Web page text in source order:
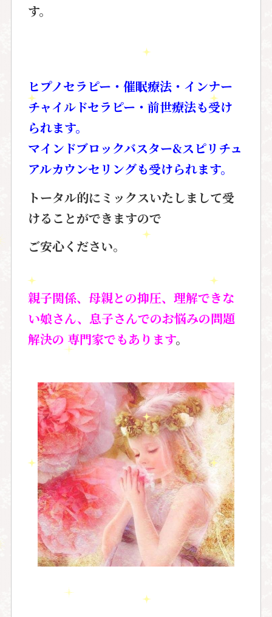
す。
ヒプノセラピー・催眠療法・インナー
チャイルドセラピー・前世療法も受け
られます。
マインドブロックバスター&スピリチュ
アルカウンセリングも受けられます。
トータル的にミックスいたしまして受
けることができますので
ご安心ください。
親子関係、母親との抑圧、理解できな
い娘さん、息子さんでのお悩みの問題
解決の 専門家でもあります。